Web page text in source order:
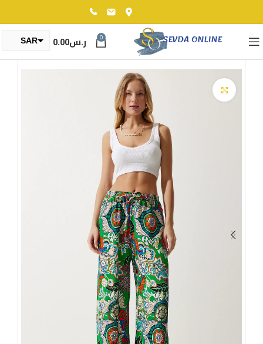
0 ر.س0.00
SAR
TRY